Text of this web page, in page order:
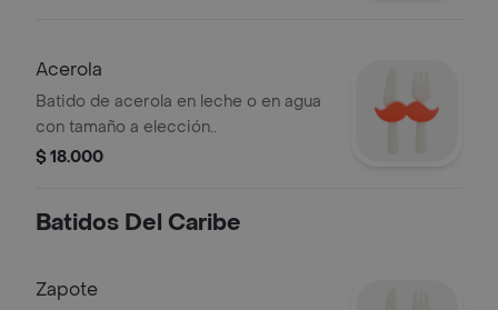
Acerola
Batido de acerola en leche o en agua
con tamaño a elección..
$ 18.000
Batidos Del Caribe
Zapote